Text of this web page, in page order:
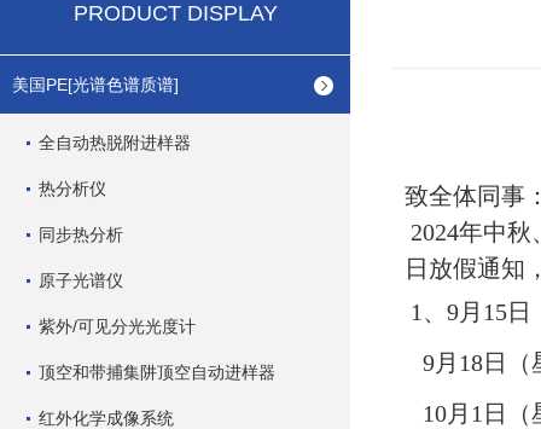
PRODUCT DISPLAY
美国PE[光谱色谱质谱]
全自动热脱附进样器
热分析仪
同步热分析
原子光谱仪
紫外/可见分光光度计
顶空和带捕集阱顶空自动进样器
红外化学成像系统
致全体同事
2024年中
日放假通知
1、9月 15日
9月18日
10月1日（